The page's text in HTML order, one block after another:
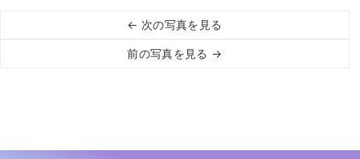
← 次の写真を見る
前の写真を見る →